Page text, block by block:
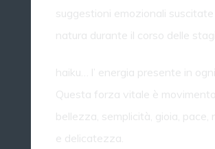
suggestioni emozionali
natura durante il corso delle
haiku… l’ energia presente in
Questa forza vitale è
bellezza, semplicità, gioia, pace,
e delicatezza.